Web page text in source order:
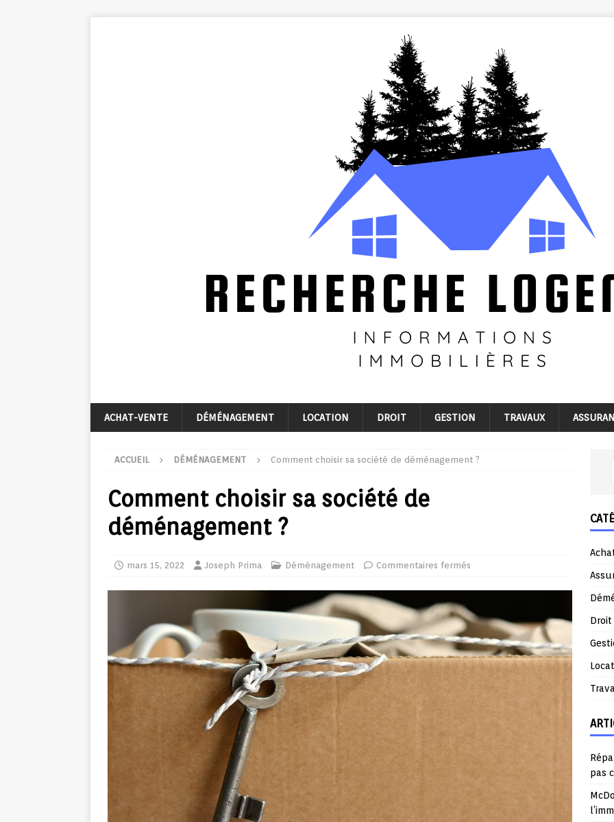
ACHAT-VENTE DÉMÉNAGEMENT LOCATION DROIT GESTION TRAVAUX
ACCUEIL DÉMÉNAGEMENT Comment choisir sa société de déménagement ?
Comment choisir sa société de
déménagement ?
mars 15, 2022 Joseph Prima Déménagement Commentaires fermés
Droit
pas